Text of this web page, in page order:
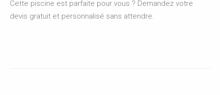
Cette piscine est parfaite pour vous ? Demandez votre
devis gratuit et personnalisé sans attendre.